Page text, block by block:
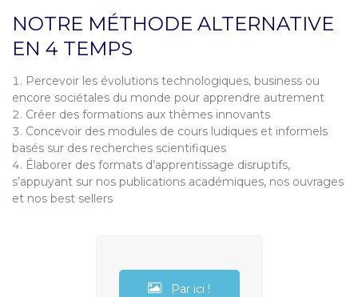
NOTRE MÉTHODE ALTERNATIVE
EN 4 TEMPS
Percevoir les évolutions technologiques, business ou
encore sociétales du monde pour apprendre autrement
Créer des formations aux thèmes innovants
Concevoir des modules de cours ludiques et informels
basés sur des recherches scientifiques
Élaborer des formats d’apprentissage disruptifs,
s’appuyant sur nos publications académiques, nos ouvrages
et nos best sellers
Par ici !